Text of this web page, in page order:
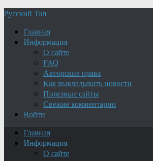
Русский Топ
Главная
Информация
О сайте
FAQ
Авторские права
Как выкладывать новости
Полезные сайты
Свежие комментарии
Войти
Главная
Информация
О сайте